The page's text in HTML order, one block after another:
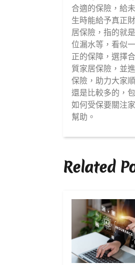
合適的保險，給
生時能給予真正
居保險，指的就
位漏水等，看似
正的保障，選擇
質家居保險，並
保險，助力大家
還是比較多的，
如何受保要關注
幫助。
Related